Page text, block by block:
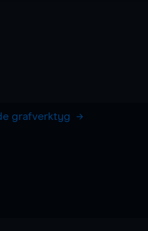
grafverktyg